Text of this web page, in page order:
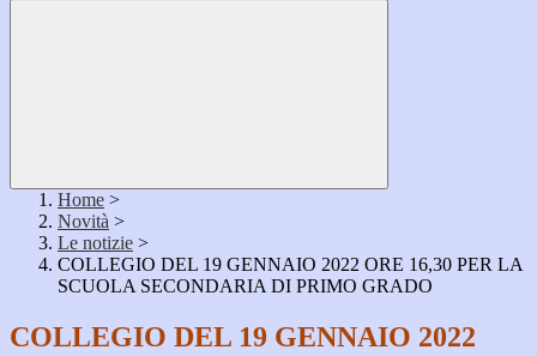
Home >
Novità >
Le notizie >
COLLEGIO DEL 19 GENNAIO 2022 ORE 16,30 PER LA
SCUOLA SECONDARIA DI PRIMO GRADO
COLLEGIO DEL 19 GENNAIO 2022